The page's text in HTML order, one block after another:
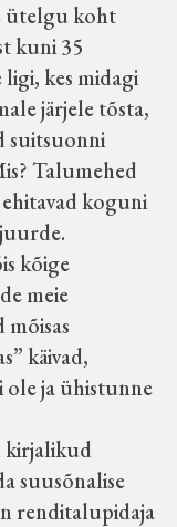
ütelgu koht
kuni 35
kes midagi
järjele tõsta,
suitsuonni
Talumehed
koguni
kõige
meie
käivad,
ole ja ühistunne
kirjalikud
suusõnalise
renditalupidaja